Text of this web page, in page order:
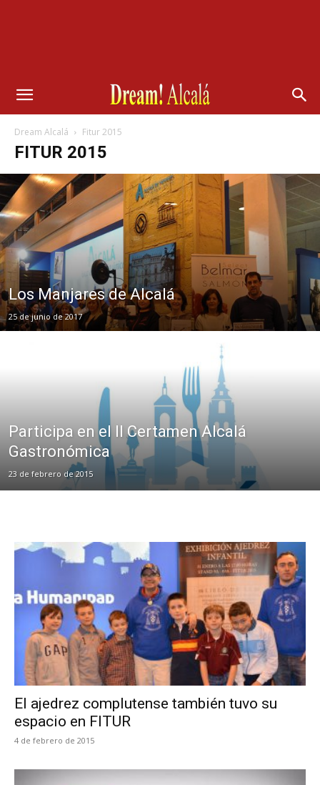
Dream Alcalá Fitur 2015
FITUR 2015
Los Manjares de Alcalá
25 de junio de 2017
Participa en el II Certamen Alcalá
Gastronómica
23 de febrero de 2015
El ajedrez complutense también tuvo su
espacio en FITUR
4 de febrero de 2015